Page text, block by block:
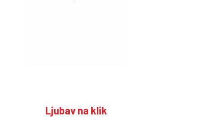
Ljubav na klik